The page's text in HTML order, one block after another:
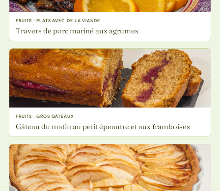
FRUITS · PLATS AVEC DE LA VIANDE
Travers de porc mariné aux agrumes
FRUITS · GROS GÂTEAUX
Gâteau du matin au petit épeautre et aux framboises